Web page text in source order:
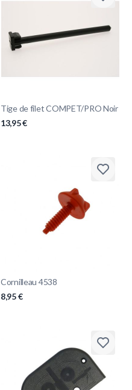
Tige de filet COMPET/PRO Noir
13,95 €
Cornilleau 4538
8,95 €